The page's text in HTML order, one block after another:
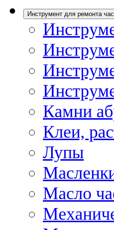
Инструмент для ремонта
Камни
Клеи,
Лупы
Масло